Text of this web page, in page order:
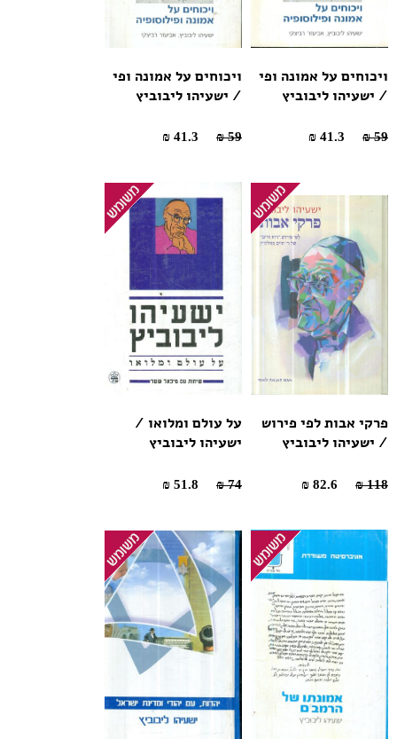
ויכוחים על אמונה ופי
/ ישעיהו ליבוביץ
59 ₪
ויכוחים על אמונה ופי
/ ישעיהו ליבוביץ
59 ₪
פרקי אבות לפי פירוש
/ ישעיהו ליבוביץ
118 ₪
על עולם ומלואו /
ישעיהו ליבוביץ
74 ₪